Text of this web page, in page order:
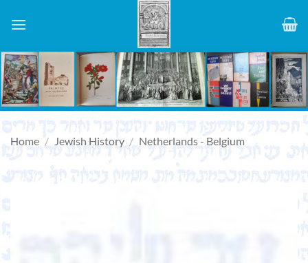
Home / Jewish History / Netherlands - Belgium